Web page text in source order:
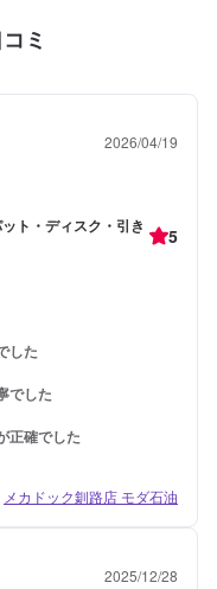
ミ
2026/04/19
ト・ディスク・引き
5
した
でした
正確でした
メカドック釧路店 モダ石油
2025/12/28